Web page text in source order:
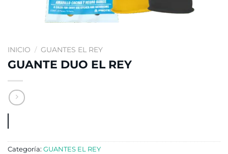
INICIO / GUANTES EL REY
GUANTE DUO EL REY
Categoría: GUANTES EL REY